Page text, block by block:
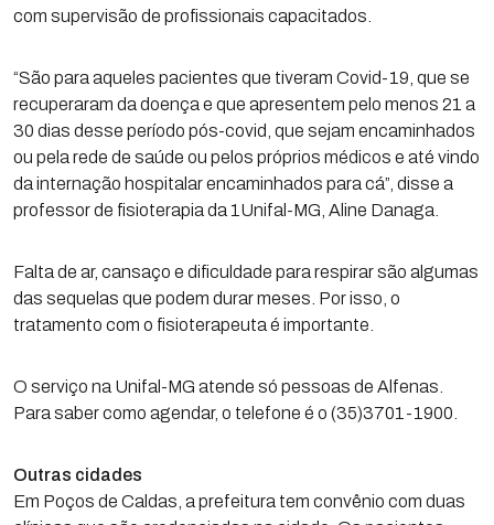
com supervisão de profissionais capacitados.
“São para aqueles pacientes que tiveram Covid-19, que se
recuperaram da doença e que apresentem pelo menos 21 a
30 dias desse período pós-covid, que sejam encaminhados
ou pela rede de saúde ou pelos próprios médicos e até vindo
da internação hospitalar encaminhados para cá”, disse a
professor de fisioterapia da 1Unifal-MG, Aline Danaga.
Falta de ar, cansaço e dificuldade para respirar são algumas
das sequelas que podem durar meses. Por isso, o
tratamento com o fisioterapeuta é importante.
O serviço na Unifal-MG atende só pessoas de Alfenas.
Para saber como agendar, o telefone é o (35)3701-1900.
Outras cidades
Em Poços de Caldas, a prefeitura tem convênio com duas